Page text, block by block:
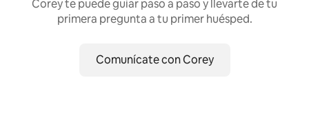
Corey te puede guiar paso a paso y llevarte de tu
primera pregunta a tu primer huésped.
Comunícate con Corey